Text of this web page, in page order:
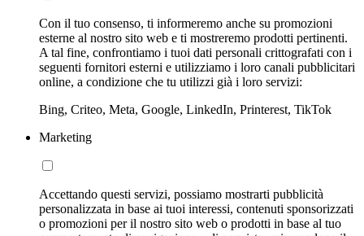
Con il tuo consenso, ti informeremo anche su promozioni
esterne al nostro sito web e ti mostreremo prodotti pertinenti.
A tal fine, confrontiamo i tuoi dati personali crittografati con i
seguenti fornitori esterni e utilizziamo i loro canali pubblicitari
online, a condizione che tu utilizzi già i loro servizi:
Bing, Criteo, Meta, Google, LinkedIn, Printerest, TikTok
Marketing
Accettando questi servizi, possiamo mostrarti pubblicità
personalizzata in base ai tuoi interessi, contenuti sponsorizzati
o promozioni per il nostro sito web o prodotti in base al tuo